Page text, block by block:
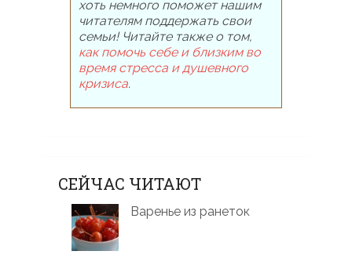
хоть немного поможет нашим
читателям поддержать свои
семьи! Читайте также о том,
как помочь себе и близким во
время стресса и душевного
кризиса.
СЕЙЧАС ЧИТАЮТ
Варенье из ранеток